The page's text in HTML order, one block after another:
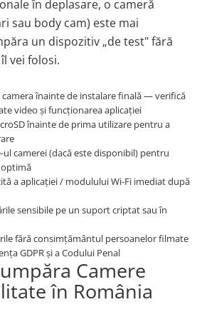
în deplasare, o cameră
sau body cam) este mai
un dispozitiv „de test" fără
vei folosi.
înainte de instalare finală — verifică
video și funcționarea aplicației
înainte de prima utilizare pentru a
camerei (dacă este disponibil) pentru
a aplicației / modulului Wi-Fi imediat după
sensibile pe un suport criptat sau în
fără consimțământul persoanelor filmate
GDPR și a Codului Penal
Camere
în România